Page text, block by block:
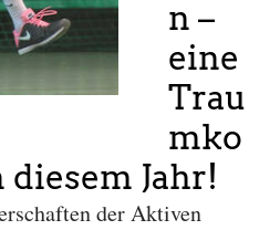
n –
eine
Trau
mko
Jahr!
der Aktiven